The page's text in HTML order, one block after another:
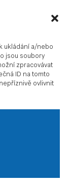
ukládání a/nebo
jsou soubory
zpracovávat
ID na tomto
ovlivnit